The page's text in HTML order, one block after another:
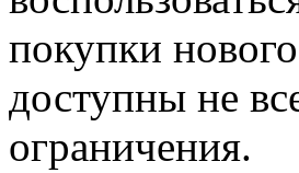
покупки
доступны не
ограничения.